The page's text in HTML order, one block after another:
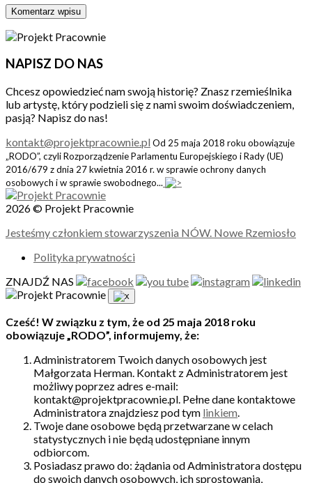
NAPISZ DO NAS
Chcesz opowiedzieć nam swoją historię? Znasz rzemieślnika
lub artystę, który podzieli się z nami swoim doświadczeniem,
pasją? Napisz do nas!
kontakt@projektpracownie.pl Od 25 maja 2018 roku obowiązuje
„RODO”, czyli Rozporządzenie Parlamentu Europejskiego i Rady (UE)
2016/679 z dnia 27 kwietnia 2016 r. w sprawie ochrony danych
osobowych i w sprawie swobodnego...
2026 © Projekt Pracownie
Jesteśmy członkiem stowarzyszenia NÓW. Nowe Rzemiosło
Polityka prywatności
ZNAJDŹ NAS
Cześć! W związku z tym, że od 25 maja 2018 roku
obowiązuje „RODO”, informujemy, że:
Administratorem Twoich danych osobowych jest
Małgorzata Herman. Kontakt z Administratorem jest
możliwy poprzez adres e-mail:
kontakt@projektpracownie.pl. Pełne dane kontaktowe
Administratora znajdziesz pod tym linkiem.
Twoje dane osobowe będą przetwarzane w celach
statystycznych i nie będą udostępniane innym
odbiorcom.
Posiadasz prawo do: żądania od Administratora dostępu
do swoich danych osobowych, ich sprostowania,